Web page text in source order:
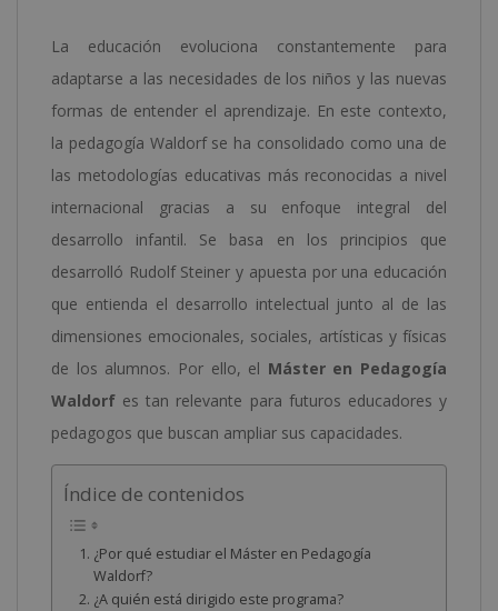
La educación evoluciona constantemente para
adaptarse a las necesidades de los niños y las nuevas
formas de entender el aprendizaje. En este contexto,
la pedagogía Waldorf se ha consolidado como una de
las metodologías educativas más reconocidas a nivel
internacional gracias a su enfoque integral del
desarrollo infantil. Se basa en los principios que
desarrolló Rudolf Steiner y apuesta por una educación
que entienda el desarrollo intelectual junto al de las
dimensiones emocionales, sociales, artísticas y físicas
de los alumnos. Por ello, el Máster en Pedagogía
Waldorf es tan relevante para futuros educadores y
pedagogos que buscan ampliar sus capacidades.
Índice de contenidos
¿Por qué estudiar el Máster en Pedagogía
Waldorf?
¿A quién está dirigido este programa?